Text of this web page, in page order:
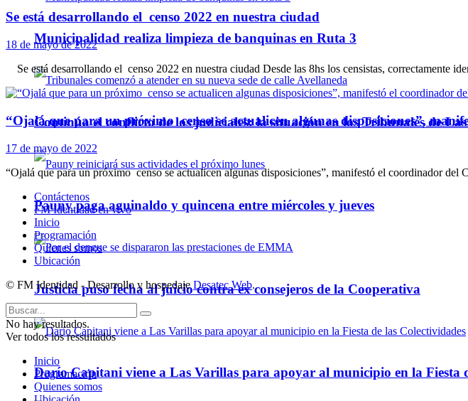
Municipalidad realiza limpieza de banquinas en Ruta 3
Continúa el conflicto de los judiciales: la situación en los Tribunales de
Pauny paga aguinaldo y quincena entre miércoles y jueves
Justicia puso fecha al juicio contra ex consejeros de la Cooperativa
Darío Capitani viene a Las Varillas para apoyar al municipio en la Fiesta
Se está desarrollando el censo 2022 en nuestra ciudad
18 de mayo de 2022
Se está desarrollando el censo 2022 en nuestra ciudad Desde las 8hs los censistas, correctamente
“Ojalá que para un próximo censo se actualicen algunas disposiciones”,
17 de mayo de 2022
“Ojalá que para un próximo censo se actualicen algunas disposiciones”, manifestó el coordinador
Contáctenos
FM Identidad en vivo
Inicio
Programación
Quienes somos
Ubicación
© FM Identidad - Desarrollo y hospedajeDesatec Web.
No hay resultados.
Ver todos los ressultados
Inicio
Programación
Quienes somos